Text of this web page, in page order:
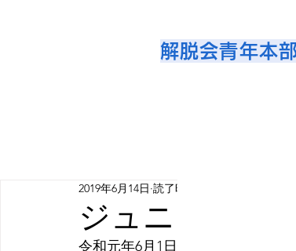
解脱会青年本
ジュニアwith
2019年6月14日 読了時間: 1分
令和元年6月1日付の本部通信にて